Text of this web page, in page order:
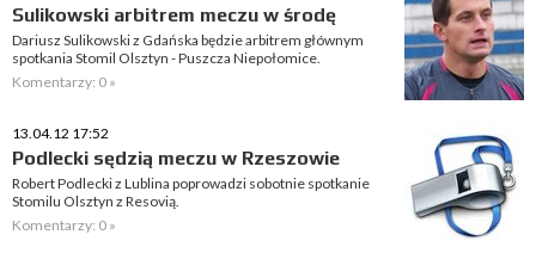
Sulikowski arbitrem meczu w środę
Dariusz Sulikowski z Gdańska będzie arbitrem głównym
spotkania Stomil Olsztyn - Puszcza Niepołomice.
Komentarzy: 0 »
13.04.12 17:52
Podlecki sędzią meczu w Rzeszowie
Robert Podlecki z Lublina poprowadzi sobotnie spotkanie
Stomilu Olsztyn z Resovią.
Komentarzy: 0 »